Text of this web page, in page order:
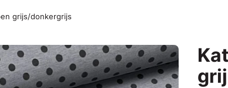
grijs/donkergrijs